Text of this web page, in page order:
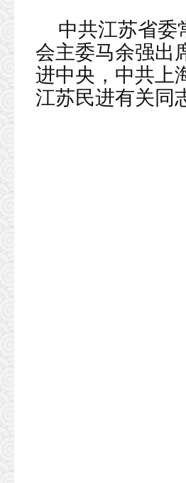
中共江苏省委
会主委马余强出
进中央，中共上
江苏民进有关同